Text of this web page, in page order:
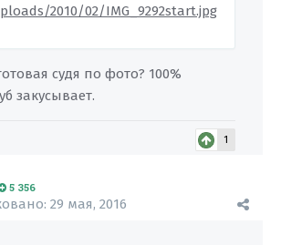
2010/02/IMG_9292start.jpg
судя по фото? 100%
закусывает.
1
5 356
29 мая, 2016